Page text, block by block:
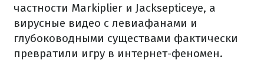
частности Markiplier и Jacksepticeye, а
вирусные видео с левиафанами и
глубоководными существами фактически
превратили игру в интернет-феномен.